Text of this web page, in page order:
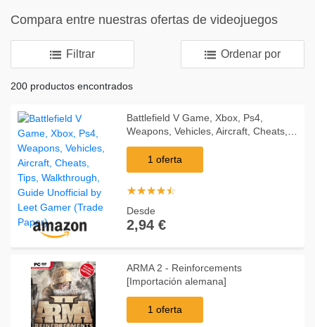
Compara entre nuestras ofertas de videojuegos
Filtrar Ordenar por
200 productos encontrados
Battlefield V Game, Xbox, Ps4,
Weapons, Vehicles, Aircraft, Cheats,
Tips, Walkthrough, Guide Unofficial by
Leet Gamer (Trade Paper)
1 oferta
☆☆☆☆☆
★★★★★
Desde
2,94 €
ARMA 2 - Reinforcements
[Importación alemana]
1 oferta